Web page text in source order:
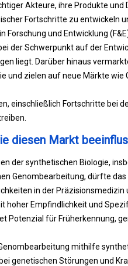
Akteure, ihre Produkte
Fortschritte zu entwickeln
Forschung und Entwicklung
der Schwerpunkt auf der
liegt. Darüber hinaus
und zielen auf neue Märkte
einschließlich Fortschritte bei
diesen Markt
der synthetischen Biologie,
Genombearbeitung, dürfte
in der
hoher Empfindlichkeit und
Potenzial für Früherkennung,
mithilfe
genetischen Störungen und